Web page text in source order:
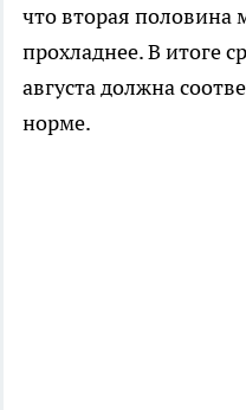
что вторая половина
прохладнее. В итоге
августа должна
норме.